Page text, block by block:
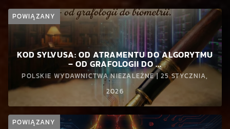
POWIĄZANY
KOD SYLVUSA: OD ATRAMENTU DO ALGORYTMU
– OD GRAFOLOGII DO ...
POLSKIE WYDAWNICTWA NIEZALEŻNE | 25 STYCZNIA,
2026
POWIĄZANY